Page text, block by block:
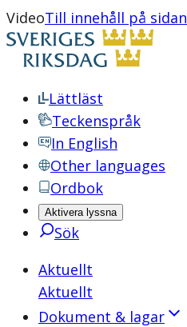
VideoTill innehåll på sidan
Lättläst
Teckenspråk
In English
Other languages
Ordbok
Aktivera lyssna
Sök
Aktuellt
Aktuellt
Dokument & lagar